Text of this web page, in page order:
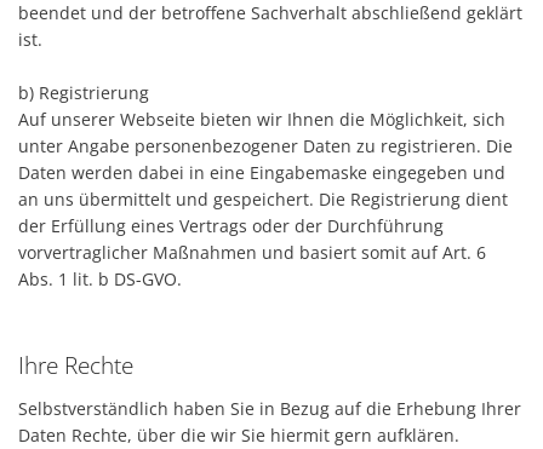
beendet und der betroffene Sachverhalt abschließend geklärt
ist.
b) Registrierung
Auf unserer Webseite bieten wir Ihnen die Möglichkeit, sich
unter Angabe personenbezogener Daten zu registrieren. Die
Daten werden dabei in eine Eingabemaske eingegeben und
an uns übermittelt und gespeichert. Die Registrierung dient
der Erfüllung eines Vertrags oder der Durchführung
vorvertraglicher Maßnahmen und basiert somit auf Art. 6
Abs. 1 lit. b DS-GVO.
Ihre Rechte
Selbstverständlich haben Sie in Bezug auf die Erhebung Ihrer
Daten Rechte, über die wir Sie hiermit gern aufklären.